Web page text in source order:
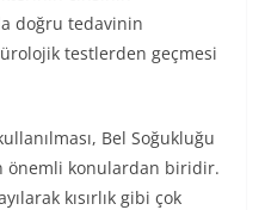
doğru tedavinin
testlerden geçmesi
Bel Soğukluğu
önemli konulardan biridir.
kısırlık gibi çok